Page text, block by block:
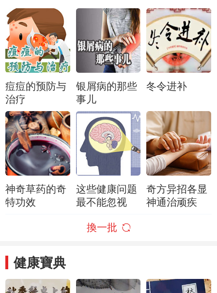
休心神悠）
关乎着我们的精气神与体魄康健。
（《百家讲坛》 20260328 延年益
寿话养生（第二部）14 巳时脾旺始
化精）
痘痘的预防与
治疗
银屑病的那些
事儿
冬令进补
神奇草药的奇
特功效
这些健康问题
最不能忽视
奇方异招各显
神通治顽疾
換一批
健康寶典